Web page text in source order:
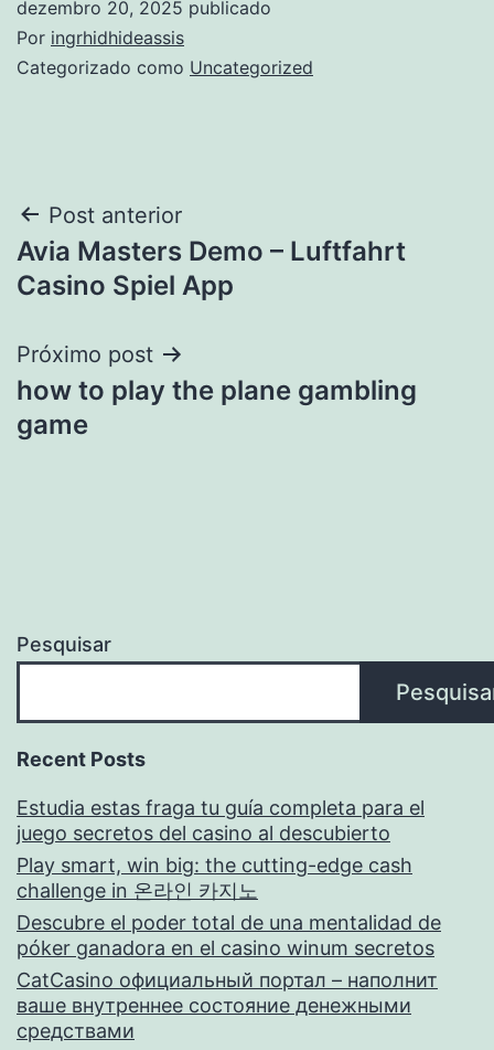
dezembro 20, 2025 publicado
Por ingrhidhideassis
Categorizado como Uncategorized
Navegação
de
Post anterior
Avia Masters Demo – Luftfahrt
Casino Spiel App
Próximo post
how to play the plane gambling
game
Pesquisar
Recent Posts
Estudia estas fraga tu guía completa para el
juego secretos del casino al descubierto
Play smart, win big: the cutting-edge cash
challenge in 온라인 카지노
Descubre el poder total de una mentalidad de
póker ganadora en el casino winum secretos
CatCasino официальный портал – наполнит
ваше внутреннее состояние денежными
средствами